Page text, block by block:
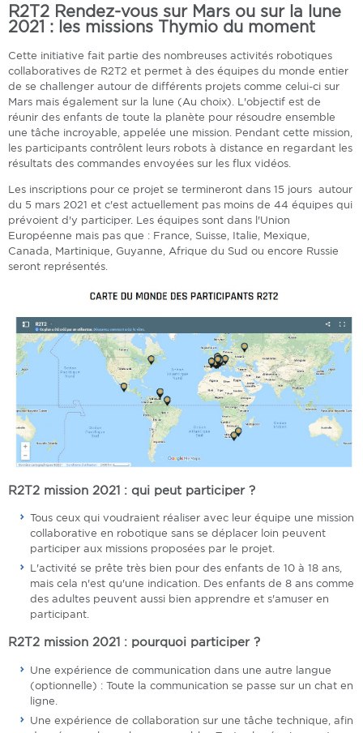
R2T2 Rendez-vous sur Mars ou sur la lune
2021 : les missions Thymio du moment
Cette initiative fait partie des nombreuses activités robotiques
collaboratives de R2T2 et permet à des équipes du monde entier
de se challenger autour de différents projets comme celui-ci sur
Mars mais également sur la lune (Au choix). L'objectif est de
réunir des enfants de toute la planète pour résoudre ensemble
une tâche incroyable, appelée une mission. Pendant cette mission,
les participants contrôlent leurs robots à distance en regardant les
résultats des commandes envoyées sur les flux vidéos.
Les inscriptions pour ce projet se termineront dans 15 jours autour
du 5 mars 2021 et c'est actuellement pas moins de 44 équipes qui
prévoient d'y participer. Les équipes sont dans l'Union
Européenne mais pas que : France, Suisse, Italie, Mexique,
Canada, Martinique, Guyanne, Afrique du Sud ou encore Russie
seront représentés.
R2T2 mission 2021 : qui peut participer ?
Tous ceux qui voudraient réaliser avec leur équipe une mission
collaborative en robotique sans se déplacer loin peuvent
participer aux missions proposées par le projet.
L'activité se prête très bien pour des enfants de 10 à 18 ans,
mais cela n'est qu'une indication. Des enfants de 8 ans comme
des adultes peuvent aussi bien apprendre et s'amuser en
participant.
R2T2 mission 2021 : pourquoi participer ?
Une expérience de communication dans une autre langue
(optionnelle) : Toute la communication se passe sur un chat en
ligne.
Une expérience de collaboration sur une tâche technique, afin